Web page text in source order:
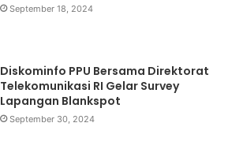
September 18, 2024
Diskominfo PPU Bersama Direktorat
Telekomunikasi RI Gelar Survey
Lapangan Blankspot
September 30, 2024